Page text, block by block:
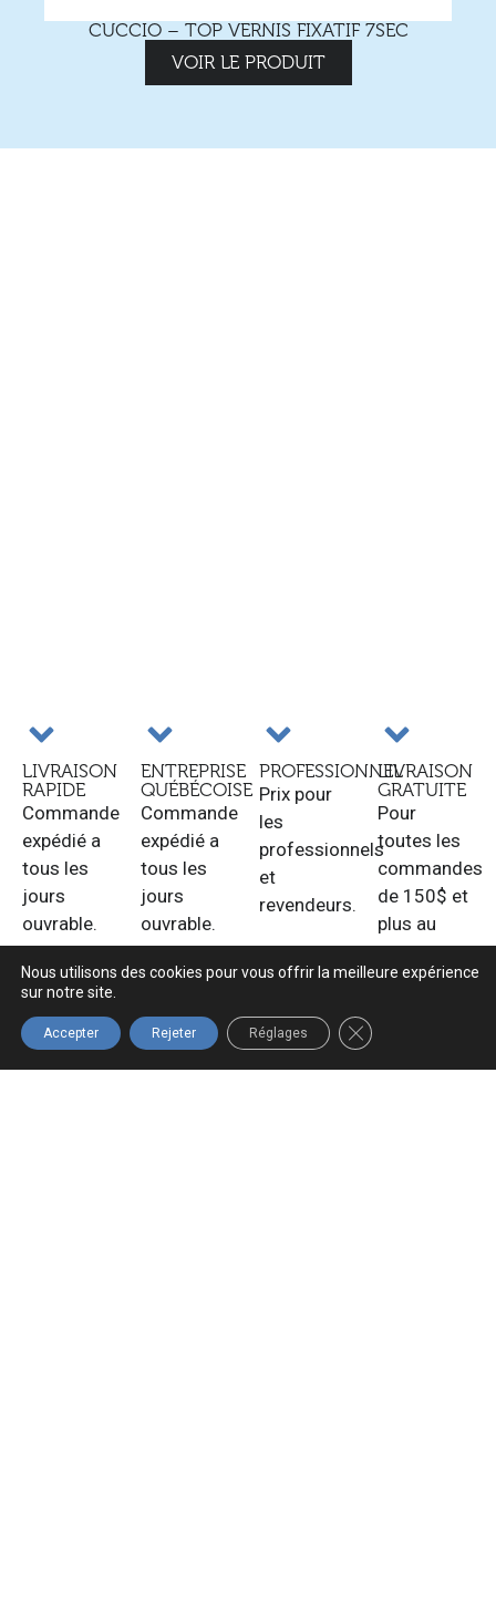
CUCCIO – TOP VERNIS FIXATIF 7SEC
VOIR LE PRODUIT
LIVRAISON
RAPIDE
Commande
expédié a
tous les
jours
ouvrable.
ENTREPRISE
QUÉBÉCOISE
Commande
expédié a
tous les
jours
ouvrable.
PROFESSIONNEL
Prix pour
les
professionnels
et
revendeurs.
LIVRAISON
GRATUITE
Pour
toutes les
commandes
de 150$ et
plus au
Québec.
Navigation Boutique Infolettre
Nous utilisons des cookies pour vous offrir la meilleure expérience
sur notre site.
Accepter Rejeter Réglages FERMER LA